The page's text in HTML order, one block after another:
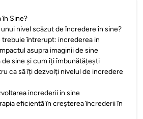
Sine?
nivel scăzut de încredere în sine?
trebuie întrerupt: increderea in
asupra imaginii de sine
sine și cum îți îmbunătățești
ca să îți dezvolți nivelul de incredere
increderii in sine
eficientă în creșterea încrederii în